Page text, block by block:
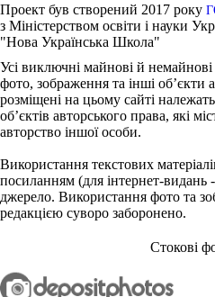
Проект був створений 2017 року
з Міністерством освіти і науки
"Нова Українська Школа"
Усі виключні майнові й немайнові
фото, зображення та інші об’єкти
розміщені на цьому сайті
об’єктів авторського права, які
авторство іншої особи.
Використання текстових
посиланням (для інтернет-видань
джерело. Використання фото та
редакцією суворо заборонено.
Стокові